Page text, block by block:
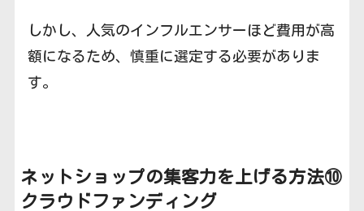
しかし、人気のインフルエンサーほど費用が高
額になるため、慎重に選定する必要がありま
す。
ネットショップの集客力を上げる方法⑩
クラウドファンディング